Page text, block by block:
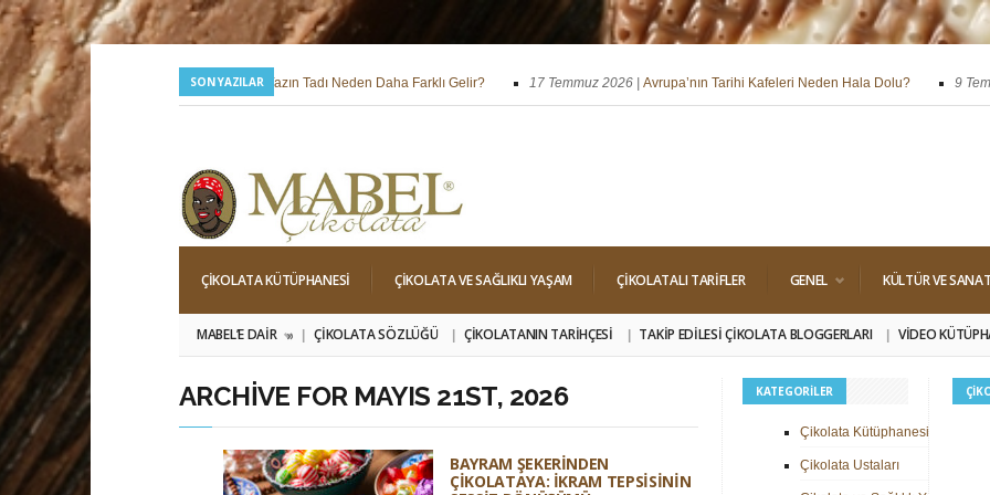
SON YAZILAR
24 Temmuz 2026 |Yazın Tadı Neden Daha Farklı Gelir? 17 Temmuz 2026 |Avrupa’nın Tarihi Kafeleri Neden Hala Dolu? 9
6 Mayıs 2026 |Hıdırellez; Dilek, Niyet ve Baharı Karşılama Hissi 29 Nisan 2026 |Dört Klasik Dolgu: Pralin, Ganaj, Krokant ve Trüf
ÇIKOLATA KÜTÜPHANESI ÇIKOLATA VE SAĞLIKLI YAŞAM ÇIKOLATALI TARIFLER GENEL KÜLTÜR VE SANAT
MABEL’E DAIR » ÇIKOLATA SÖZLÜĞÜ ÇIKOLATANIN TARIHÇESI TAKIP EDILESI ÇIKOLATA BLOGGERLARI VIDEO
ARCHIVE FOR MAYIS 21ST, 2026
BAYRAM ŞEKERINDEN
ÇIKOLATAYA: İKRAM TEPSISININ
KATEGORILER
Çikolata Kütüphanesi
Çikolata Ustaları